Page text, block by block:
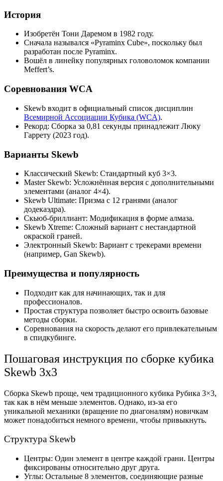
История
Изобретён Тони Даремом в 1982 году.
Сначала назывался «Pyraminx Cube», поскольку был
разработан после Pyraminx.
Вошёл в линейку популярных головоломок компании
Meffert’s.
Соревнования WCA
Skewb входит в официальный список дисциплин
Всемирной Ассоциации Кубика (WCA).
Рекорд: Сборка за 0,81 секунды принадлежит Люку
Гаррету (2023 год).
Варианты Skewb
Классический Skewb: Стандартный куб 3×3.
Master Skewb: Усложнённая версия с дополнительными
элементами (аналог 4×4).
Skewb Ultimate: Призма с 12 гранями (аналог
додекаэдра).
Скьюб-бриллиант: Модификация в форме алмаза.
Skewb Xtreme: Сложный вариант с нестандартной
окраской граней.
Электронный Skewb: Вариант с трекерами времени
(например, Gan Skewb).
Преимущества и популярность
Подходит как для начинающих, так и для
профессионалов.
Простая структура позволяет быстро освоить базовые
методы сборки.
Соревнования на скорость делают его привлекательным
в спидкубинге.
Пошаговая инструкция по сборке кубика
Skewb 3х3
Сборка Skewb проще, чем традиционного кубика Рубика 3×3,
так как в нём меньше элементов. Однако, из-за его
уникальной механики (вращение по диагоналям) новичкам
может понадобиться немного времени, чтобы привыкнуть.
Структура Skewb
Центры: Один элемент в центре каждой грани. Центры
фиксированы относительно друг друга.
Углы: Остальные 8 элементов, соединяющие разные